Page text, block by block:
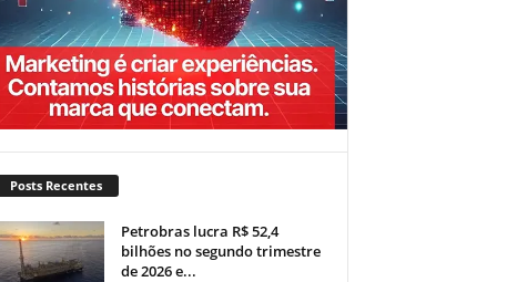
Posts Recentes
Petrobras lucra R$ 52,4
bilhões no segundo trimestre
de 2026 e...